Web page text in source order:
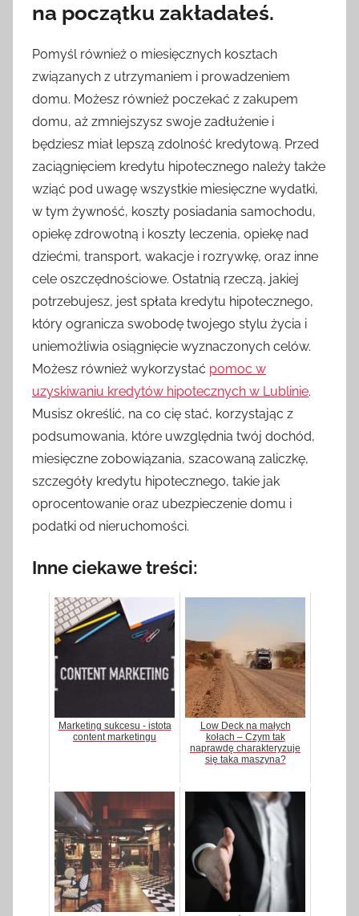
na początku zakładałeś.
Pomyśl również o miesięcznych kosztach
związanych z utrzymaniem i prowadzeniem
domu. Możesz również poczekać z zakupem
domu, aż zmniejszysz swoje zadłużenie i
będziesz miał lepszą zdolność kredytową. Przed
zaciągnięciem kredytu hipotecznego należy także
wziąć pod uwagę wszystkie miesięczne wydatki,
w tym żywność, koszty posiadania samochodu,
opiekę zdrowotną i koszty leczenia, opiekę nad
dziećmi, transport, wakacje i rozrywkę, oraz inne
cele oszczędnościowe. Ostatnią rzeczą, jakiej
potrzebujesz, jest spłata kredytu hipotecznego,
który ogranicza swobodę twojego stylu życia i
uniemożliwia osiągnięcie wyznaczonych celów.
Możesz również wykorzystać pomoc w
uzyskiwaniu kredytów hipotecznych w Lublinie.
Musisz określić, na co cię stać, korzystając z
podsumowania, które uwzględnia twój dochód,
miesięczne zobowiązania, szacowaną zaliczkę,
szczegóły kredytu hipotecznego, takie jak
oprocentowanie oraz ubezpieczenie domu i
podatki od nieruchomości.
Inne ciekawe treści:
Marketing sukcesu - istota
content marketingu
Low Deck na małych
kołach – Czym tak
naprawdę charakteryzuje
się taka maszyna?